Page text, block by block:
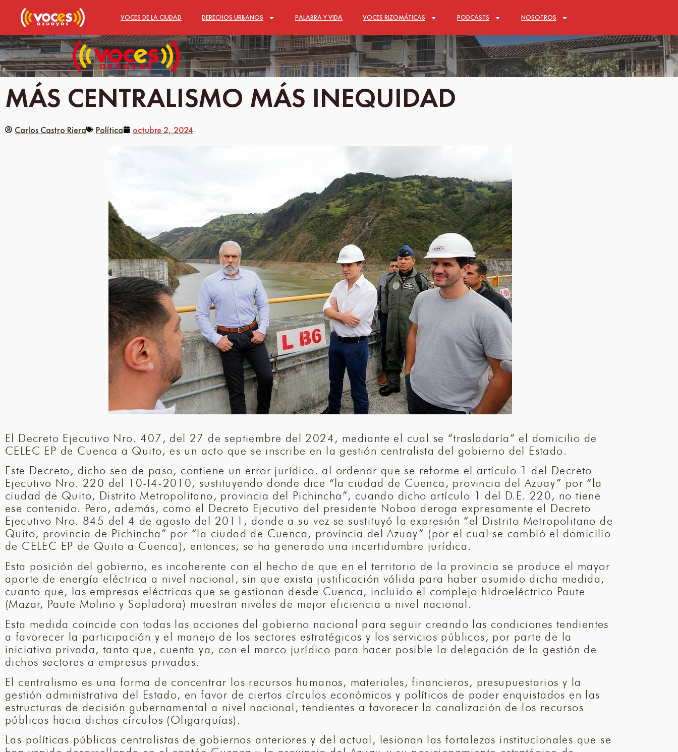
VOCES DE LA CIUDAD DERECHOS URBANOS PALABRA Y VIDA VOCES RIZOMÁTICAS PODCASTS NOSOTROS
MÁS CENTRALISMO MÁS INEQUIDAD
Carlos Castro Riera Política octubre 2, 2024
El Decreto Ejecutivo Nro. 407, del 27 de septiembre del 2024, mediante el cual se “trasladaría” el domicilio de
CELEC EP de Cuenca a Quito, es un acto que se inscribe en la gestión centralista del gobierno del Estado.
Este Decreto, dicho sea de paso, contiene un error jurídico. al ordenar que se reforme el artículo 1 del Decreto
Ejecutivo Nro. 220 del 10-I4-2010, sustituyendo donde dice “la ciudad de Cuenca, provincia del Azuay” por “la
ciudad de Quito, Distrito Metropolitano, provincia del Pichincha”, cuando dicho artículo 1 del D.E. 220, no tiene
ese contenido. Pero, además, como el Decreto Ejecutivo del presidente Noboa deroga expresamente el Decreto
Ejecutivo Nro. 845 del 4 de agosto del 2011, donde a su vez se sustituyó la expresión “el Distrito Metropolitano de
Quito, provincia de Pichincha” por “la ciudad de Cuenca, provincia del Azuay” (por el cual se cambió el domicilio
de CELEC EP de Quito a Cuenca), entonces, se ha generado una incertidumbre jurídica.
Esta posición del gobierno, es incoherente con el hecho de que en el territorio de la provincia se produce el mayor
aporte de energía eléctrica a nivel nacional, sin que exista justificación válida para haber asumido dicha medida,
cuanto que, las empresas eléctricas que se gestionan desde Cuenca, incluido el complejo hidroeléctrico Paute
(Mazar, Paute Molino y Sopladora) muestran niveles de mejor eficiencia a nivel nacional.
Esta medida coincide con todas las acciones del gobierno nacional para seguir creando las condiciones tendientes
a favorecer la participación y el manejo de los sectores estratégicos y los servicios públicos, por parte de la
iniciativa privada, tanto que, cuenta ya, con el marco jurídico para hacer posible la delegación de la gestión de
dichos sectores a empresas privadas.
El centralismo es una forma de concentrar los recursos humanos, materiales, financieros, presupuestarios y la
gestión administrativa del Estado, en favor de ciertos círculos económicos y políticos de poder enquistados en las
estructuras de decisión gubernamental a nivel nacional, tendientes a favorecer la canalización de los recursos
públicos hacia dichos círculos (Oligarquías).
Las políticas públicas centralistas de gobiernos anteriores y del actual, lesionan las fortalezas institucionales que se